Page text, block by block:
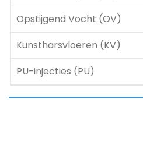
Opstijgend Vocht (OV)
Kunstharsvloeren (KV)
PU-injecties (PU)